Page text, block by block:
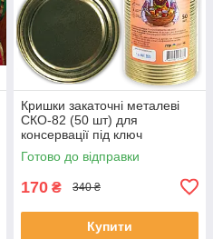
Кришки закаточні металеві
СКО-82 (50 шт) для
консервації під ключ
золотиста (ТМ Панночка)
Готово до відправки
170 ₴ 340 ₴
Купити